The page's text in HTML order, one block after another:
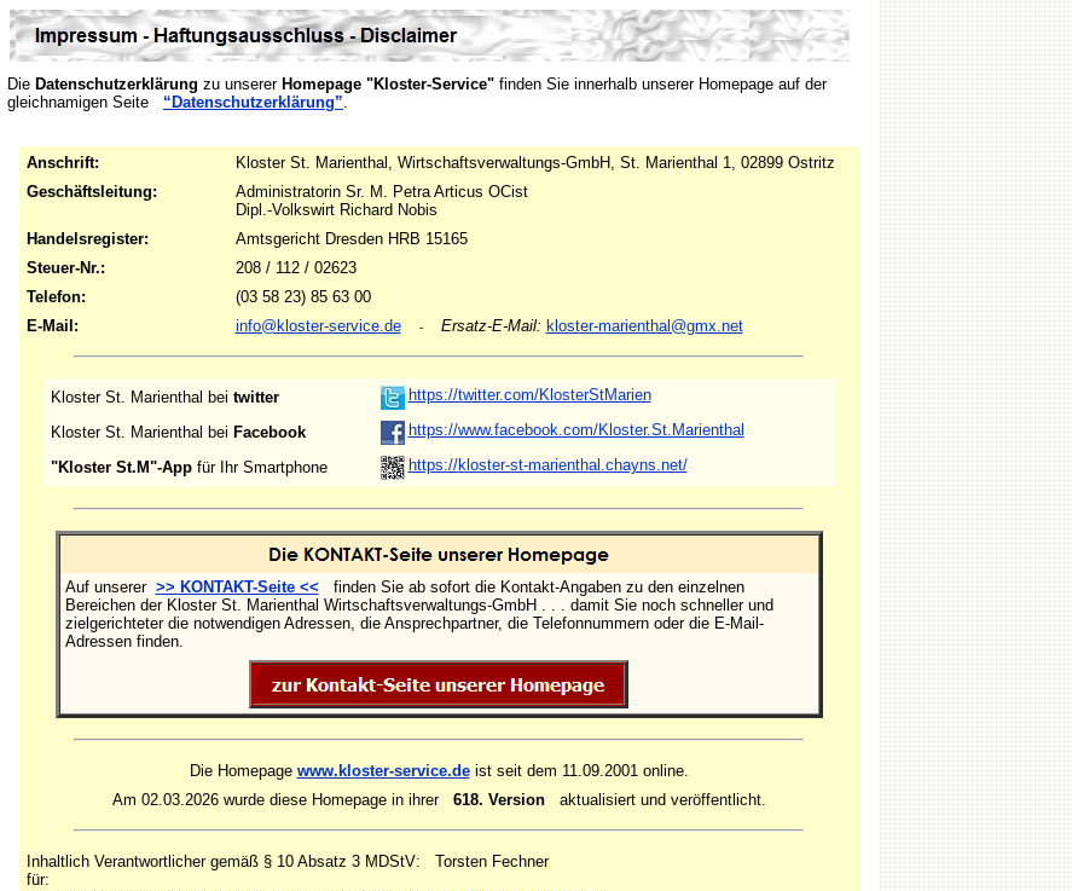
Die Datenschutzerklärung zu unserer Homepage "Kloster-Service" finden Sie innerhalb unserer Homepage auf der
gleichnamigen Seite “Datenschutzerklärung”.
Anschrift:
Kloster St. Marienthal, Wirtschaftsverwaltungs-GmbH, St. Marienthal 1, 02899 Ostritz
Geschäftsleitung:
Administratorin Sr. M. Petra Articus OCist
Dipl.-Volkswirt Richard Nobis
Handelsregister:
Amtsgericht Dresden HRB 15165
Steuer-Nr.:
208 / 112 / 02623
Telefon:
(03 58 23) 85 63 00
E-Mail:
info@kloster-service.de- Ersatz-E-Mail: kloster-marienthal@gmx.net
Kloster St. Marienthal bei twitter https://twitter.com/KlosterStMarien
Kloster St. Marienthal bei Facebook https://www.facebook.com/Kloster.St.Marienthal
"Kloster St.M"-Appfür Ihr Smartphone https://kloster-st-marienthal.chayns.net/
Auf unserer >> KONTAKT-Seite << finden Sie ab sofort die Kontakt-Angaben zu den einzelnen
Bereichen der Kloster St. Marienthal Wirtschaftsverwaltungs-GmbH . . . damit Sie noch schneller und
zielgerichteter die notwendigen Adressen, die Ansprechpartner, die Telefonnummern oder die E-Mail-
Adressen finden.
Die Homepage www.kloster-service.deist seit dem 11.09.2001 online.
Am 02.03.2026 wurde diese Homepage in ihrer 618. Versionaktualisiert und veröffentlicht.
Inhaltlich Verantwortlicher gemäß § 10 Absatz 3 MDStV: Torsten Fechner
für: